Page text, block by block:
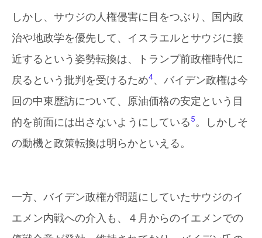
しかし、サウジの人権侵害に目をつぶり、国内政
治や地政学を優先して、イスラエルとサウジに接
近するという姿勢転換は、トランプ前政権時代に
戻るという批判を受けるため4、バイデン政権は今
回の中東歴訪について、原油価格の安定という目
的を前面には出さないようにしている5。しかしそ
の動機と政策転換は明らかといえる。
一方、バイデン政権が問題にしていたサウジのイ
エメン内戦への介入も、４月からのイエメンでの